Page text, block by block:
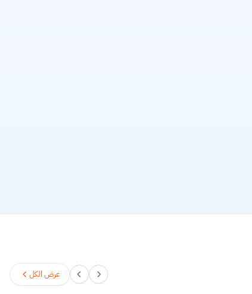
عرض الكل